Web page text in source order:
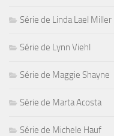
Série de Linda Lael Miller
Série de Lynn Viehl
Série de Maggie Shayne
Série de Marta Acosta
Série de Michele Hauf